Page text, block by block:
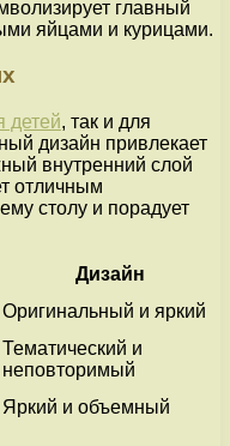
главный
яйцами и курицами.
детей, так и для
дизайн привлекает
внутренний слой
отличным
столу и порадует
Дизайн
Оригинальный и яркий
Тематический и
неповторимый
Яркий и объемный